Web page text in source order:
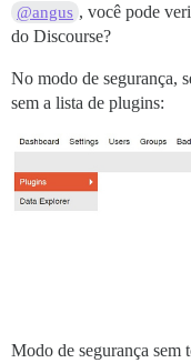
@angus , você pode
do Discourse?
No modo de segurança,
sem a lista de plugins:
Modo de segurança sem